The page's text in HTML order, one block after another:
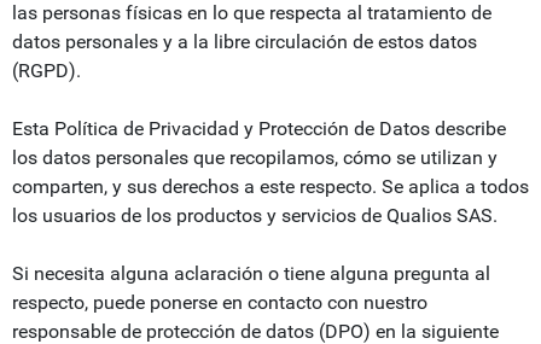
las personas físicas en lo que respecta al tratamiento de
datos personales y a la libre circulación de estos datos
(RGPD).
Esta Política de Privacidad y Protección de Datos describe
los datos personales que recopilamos, cómo se utilizan y
comparten, y sus derechos a este respecto. Se aplica a todos
los usuarios de los productos y servicios de Qualios SAS.
Si necesita alguna aclaración o tiene alguna pregunta al
respecto, puede ponerse en contacto con nuestro
responsable de protección de datos (DPO) en la siguiente